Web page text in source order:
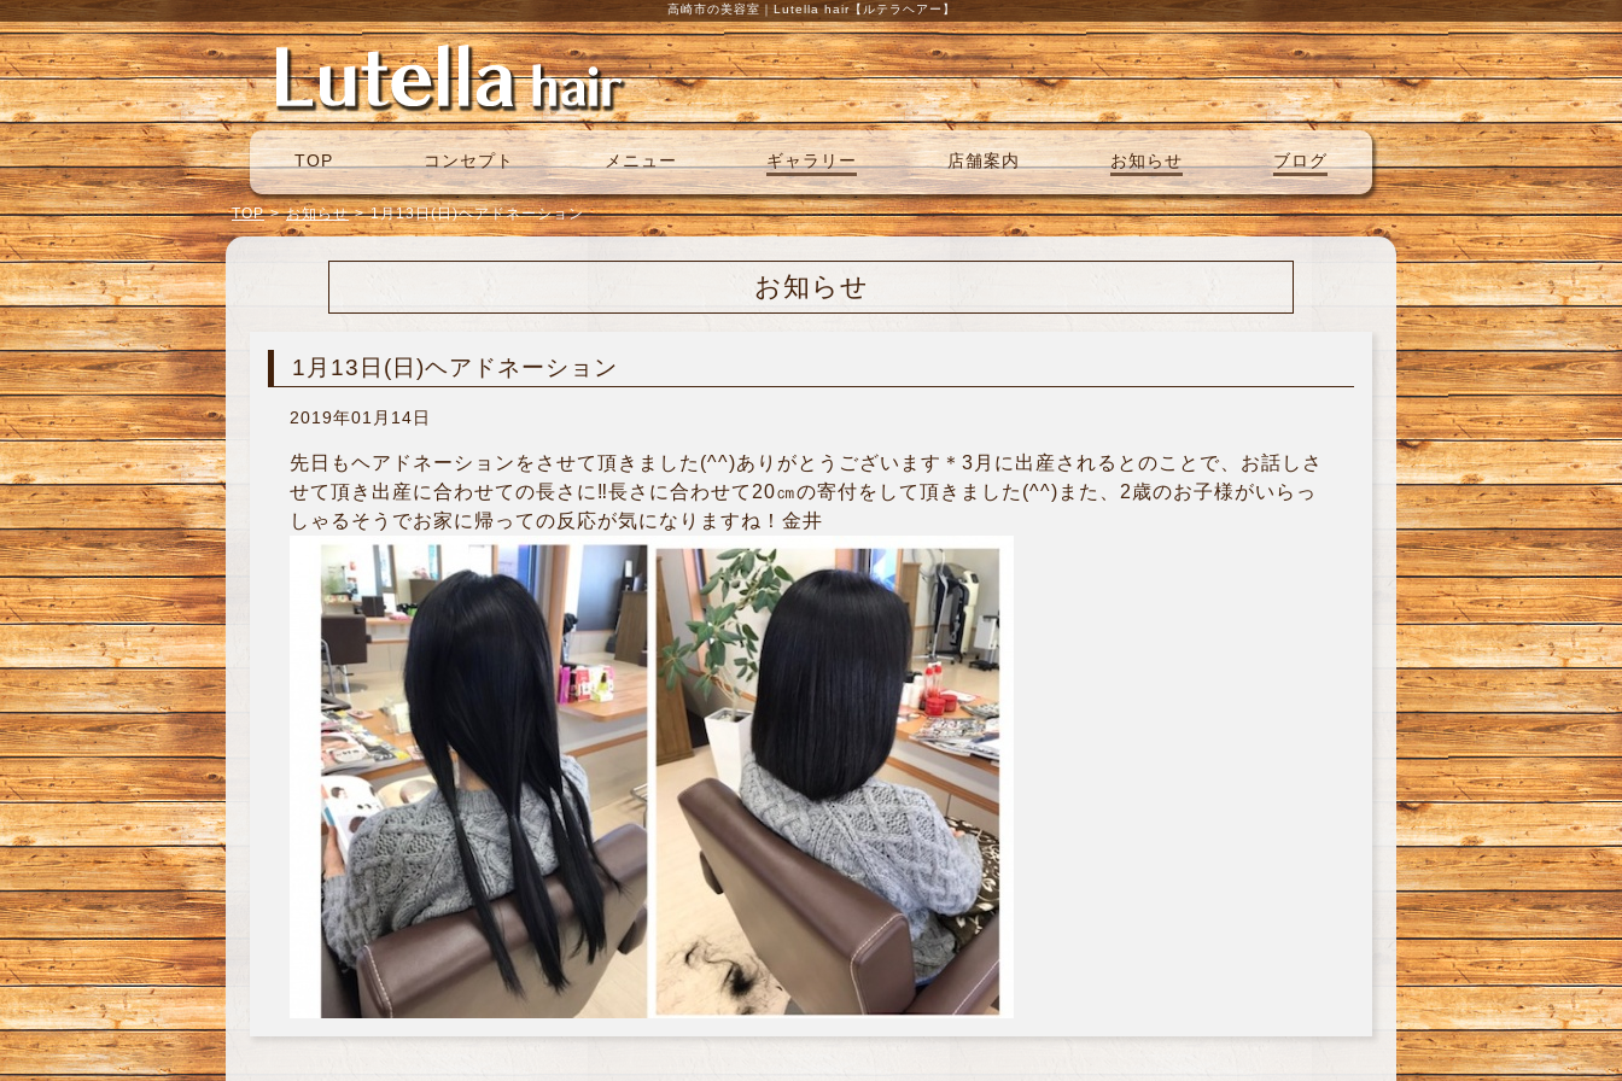
高崎市の美容室｜Lutella hair【ルテラヘアー】
TOP コンセプト メニュー ギャラリー 店舗案内 お知らせ ブログ
TOP > お知らせ > 1月13日(日)ヘアドネーション
お知らせ
1月13日(日)ヘアドネーション
2019年01月14日
先日もヘアドネーションをさせて頂きました(^^)ありがとうございます＊3月に出産されるとのことで、お話しさ
せて頂き出産に合わせての長さに‼︎長さに合わせて20㎝の寄付をして頂きました(^^)また、2歳のお子様がいらっ
しゃるそうでお家に帰っての反応が気になりますね！金井